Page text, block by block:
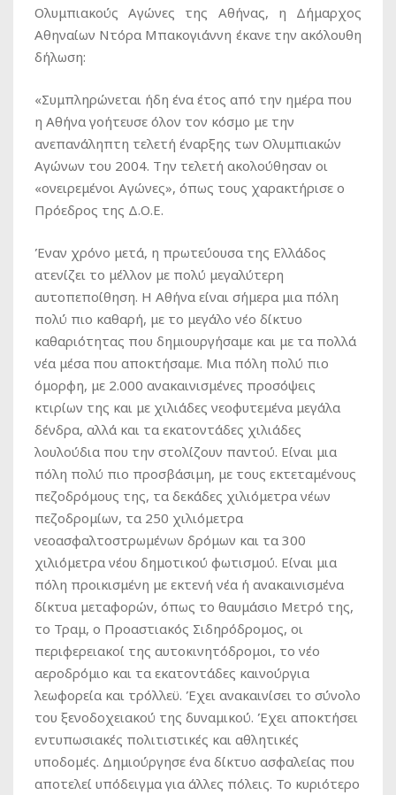
Ολυμπιακούς Αγώνες της Αθήνας, η Δήμαρχος
Αθηναίων Ντόρα Μπακογιάννη έκανε την ακόλουθη
δήλωση:
«Συμπληρώνεται ήδη ένα έτος από την ημέρα που
η Αθήνα γοήτευσε όλον τον κόσμο με την
ανεπανάληπτη τελετή έναρξης των Ολυμπιακών
Αγώνων του 2004. Την τελετή ακολούθησαν οι
«ονειρεμένοι Αγώνες», όπως τους χαρακτήρισε ο
Πρόεδρος της Δ.Ο.Ε.
Έναν χρόνο μετά, η πρωτεύουσα της Ελλάδος
ατενίζει το μέλλον με πολύ μεγαλύτερη
αυτοπεποίθηση. Η Αθήνα είναι σήμερα μια πόλη
πολύ πιο καθαρή, με το μεγάλο νέο δίκτυο
καθαριότητας που δημιουργήσαμε και με τα πολλά
νέα μέσα που αποκτήσαμε. Μια πόλη πολύ πιο
όμορφη, με 2.000 ανακαινισμένες προσόψεις
κτιρίων της και με χιλιάδες νεοφυτεμένα μεγάλα
δένδρα, αλλά και τα εκατοντάδες χιλιάδες
λουλούδια που την στολίζουν παντού. Είναι μια
πόλη πολύ πιο προσβάσιμη, με τους εκτεταμένους
πεζοδρόμους της, τα δεκάδες χιλιόμετρα νέων
πεζοδρομίων, τα 250 χιλιόμετρα
νεοασφαλτοστρωμένων δρόμων και τα 300
χιλιόμετρα νέου δημοτικού φωτισμού. Είναι μια
πόλη προικισμένη με εκτενή νέα ή ανακαινισμένα
δίκτυα μεταφορών, όπως το θαυμάσιο Μετρό της,
το Τραμ, ο Προαστιακός Σιδηρόδρομος, οι
περιφερειακοί της αυτοκινητόδρομοι, το νέο
αεροδρόμιο και τα εκατοντάδες καινούργια
λεωφορεία και τρόλλεϋ. Έχει ανακαινίσει το σύνολο
του ξενοδοχειακού της δυναμικού. Έχει αποκτήσει
εντυπωσιακές πολιτιστικές και αθλητικές
υποδομές. Δημιούργησε ένα δίκτυο ασφαλείας που
αποτελεί υπόδειγμα για άλλες πόλεις. Το κυριότερο